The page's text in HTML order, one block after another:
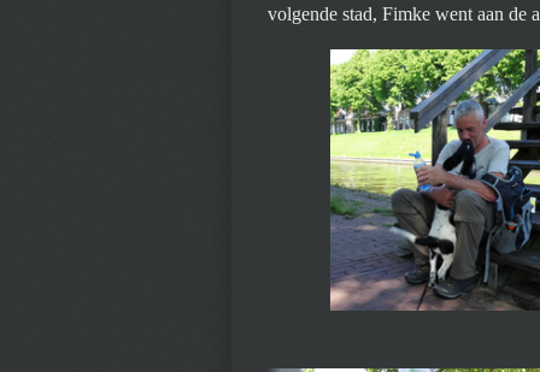
volgende stad, Fimke went aan de